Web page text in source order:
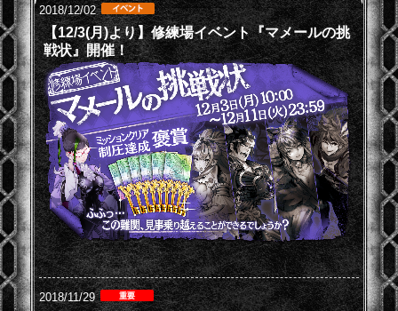
2018/12/02
【12/3(月)より】修練場イベント『マメールの挑
戦状』開催！
2018/11/29